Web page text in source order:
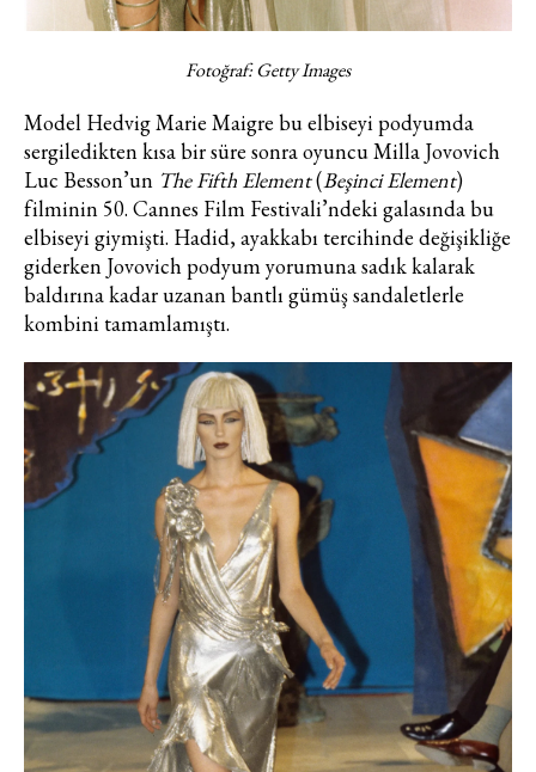
Turkuvaz Haberleşme ve Yayıncılık
https://vogue.com.tr/internet sitesi
üzerinden sunulan ürün ve
hizmetlere ilişkin reklam, tanıtım,
pazarlama ve kutlama/ temenni
amaçlı her türlü e-bülten/ ticari
elektronik ileti gönderiminin e-posta
yoluyla tarafıma yapılmasına onay
ve bu kapsamda/ amaçla ad/
işlenmesine açık rıza veriyorum.
KAYDET KAPAT
Fotoğraf: Getty Images
Model Hedvig Marie Maigre bu elbiseyi podyumda
sergiledikten kısa bir süre sonra oyuncu Milla Jovovich
Luc Besson’un The Fifth Element(Beşinci Element)
filminin 50. Cannes Film Festivali’ndeki galasında bu
elbiseyi giymişti. Hadid, ayakkabı tercihinde değişikliğe
giderken Jovovich podyum yorumuna sadık kalarak
baldırına kadar uzanan bantlı gümüş sandaletlerle
kombini tamamlamıştı.